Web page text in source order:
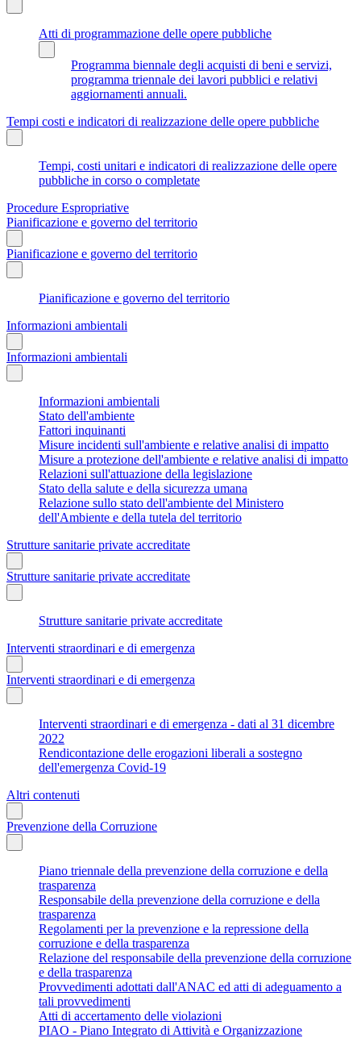
Atti di programmazione delle opere pubbliche
Programma biennale degli acquisti di beni e servizi,
programma triennale dei lavori pubblici e relativi
aggiornamenti annuali.
Tempi costi e indicatori di realizzazione delle opere pubbliche
Tempi, costi unitari e indicatori di realizzazione delle opere
pubbliche in corso o completate
Procedure Espropriative
Pianificazione e governo del territorio
Pianificazione e governo del territorio
Pianificazione e governo del territorio
Informazioni ambientali
Informazioni ambientali
Informazioni ambientali
Stato dell'ambiente
Fattori inquinanti
Misure incidenti sull'ambiente e relative analisi di impatto
Misure a protezione dell'ambiente e relative analisi di impatto
Relazioni sull'attuazione della legislazione
Stato della salute e della sicurezza umana
Relazione sullo stato dell'ambiente del Ministero
dell'Ambiente e della tutela del territorio
Strutture sanitarie private accreditate
Strutture sanitarie private accreditate
Strutture sanitarie private accreditate
Interventi straordinari e di emergenza
Interventi straordinari e di emergenza
Interventi straordinari e di emergenza - dati al 31 dicembre
2022
Rendicontazione delle erogazioni liberali a sostegno
dell'emergenza Covid-19
Altri contenuti
Prevenzione della Corruzione
Piano triennale della prevenzione della corruzione e della
trasparenza
Responsabile della prevenzione della corruzione e della
trasparenza
Regolamenti per la prevenzione e la repressione della
corruzione e della trasparenza
Relazione del responsabile della prevenzione della corruzione
e della trasparenza
Provvedimenti adottati dall'ANAC ed atti di adeguamento a
tali provvedimenti
Atti di accertamento delle violazioni
PIAO - Piano Integrato di Attività e Organizzazione